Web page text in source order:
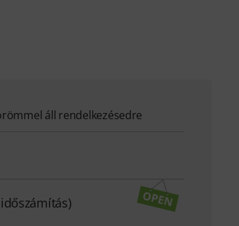
áll rendelkezésedre